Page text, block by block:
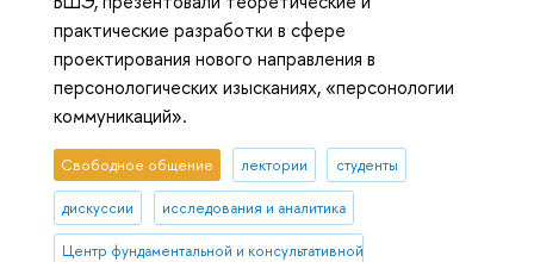
практические разработки в сфере
проектирования нового направления в
персонологических изысканиях, «персонологии
коммуникаций».
Свободное общение лектории студенты
дискуссии исследования и аналитика
Центр фундаментальной и консультативной персонологии